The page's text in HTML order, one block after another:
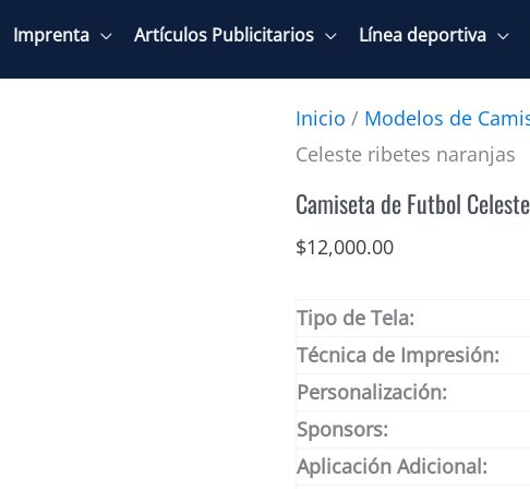
Imprenta Artículos Publicitarios Línea deportiva
Inicio / Modelos de
Celeste ribetes naranjas
Camiseta de Futbol
$12,000.00
Tipo de Tela:
Técnica de Impresión:
Personalización:
Sponsors:
Aplicación Adicional: